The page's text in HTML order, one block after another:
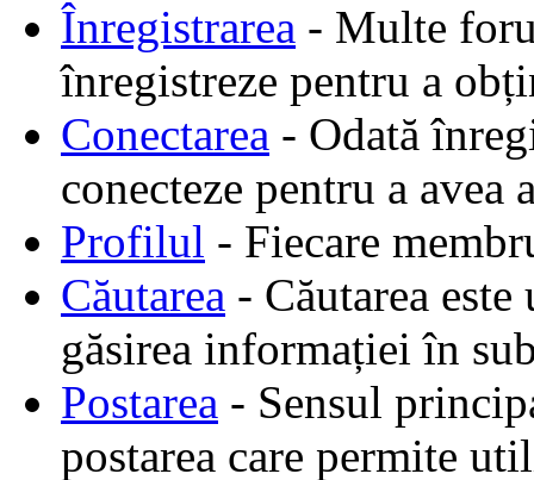
Înregistrarea - Multe
înregistreze pentru a
Conectarea - Odată
conecteze pentru a avea
Profilul - Fiecare
Căutarea - Căutarea
găsirea informației în
Postarea - Sensul
postarea care permite